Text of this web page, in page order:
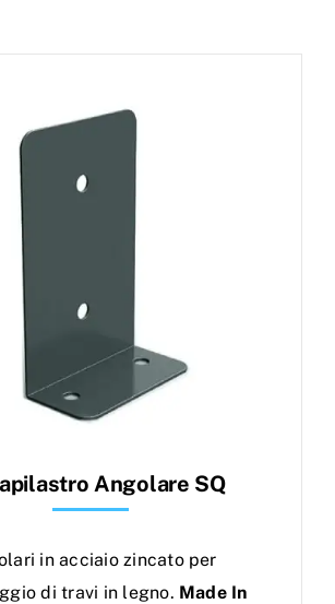
Angolare SQ
in acciaio zincato per
di travi in legno. Made In